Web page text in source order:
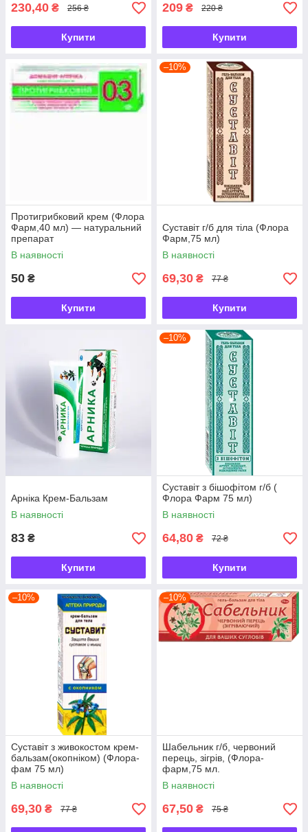
230,40 ₴ 256 ₴
Купити
209 ₴ 220 ₴
Купити
Протигрибковий крем (Флора
Фарм,40 мл) — натуральний
препарат
В наявності
50 ₴
Купити
–10%
Суставіт г/б для тіла (Флора
Фарм,75 мл)
В наявності
69,30 ₴ 77 ₴
Купити
Арніка Крем-Бальзам
В наявності
83 ₴
Купити
–10%
Суставіт з бішофітом г/б (
Флора Фарм 75 мл)
В наявності
64,80 ₴ 72 ₴
Купити
–10%
Суставіт з живокостом крем-
бальзам(окопніком) (Флора-
фам 75 мл)
В наявності
69,30 ₴ 77 ₴
–10%
Шабельник г/б, червоний
перець, зігрів, (Флора-
фарм,75 мл.
В наявності
67,50 ₴ 75 ₴